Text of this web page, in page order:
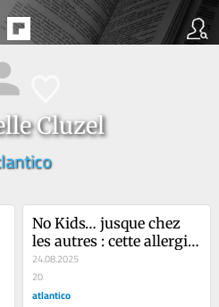
Cluzel
No Kids… jusque chez
les autres : cette allergie
aux enfants qui s’est
installée au cœur des
vacances
24.08.2025
20
atlantico